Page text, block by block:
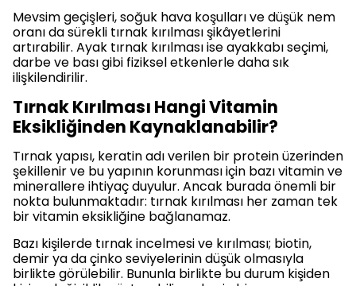
Mevsim geçişleri, soğuk hava koşulları ve düşük nem
oranı da sürekli tırnak kırılması şikâyetlerini
artırabilir. Ayak tırnak kırılması ise ayakkabı seçimi,
darbe ve bası gibi fiziksel etkenlerle daha sık
ilişkilendirilir.
Tırnak Kırılması Hangi Vitamin
Eksikliğinden Kaynaklanabilir?
Tırnak yapısı, keratin adı verilen bir protein üzerinden
şekillenir ve bu yapının korunması için bazı vitamin ve
minerallere ihtiyaç duyulur. Ancak burada önemli bir
nokta bulunmaktadır: tırnak kırılması her zaman tek
bir vitamin eksikliğine bağlanamaz.
Bazı kişilerde tırnak incelmesi ve kırılması; biotin,
demir ya da çinko seviyelerinin düşük olmasıyla
birlikte görülebilir. Bununla birlikte bu durum kişiden